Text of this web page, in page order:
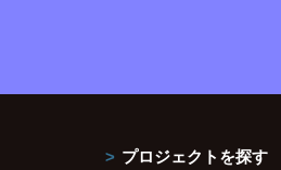
プロジェクトを探す